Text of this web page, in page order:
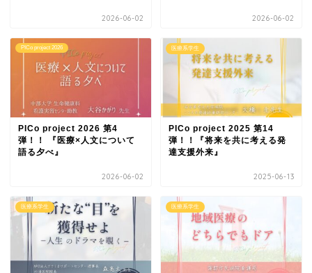
2026-06-02 2026-06-02
PICo project 2026
PICo project 2026 第4
弾！！ 『医療×人文について
語る夕べ』
2026-06-02
医療系学生
PICo project 2025 第14
弾！！『将来を共に考える発
達支援外来』
2025-06-13
医療系学生 医療系学生